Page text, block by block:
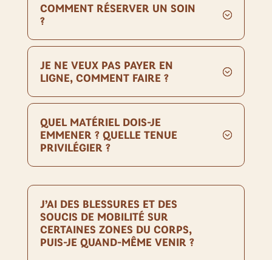
COMMENT RÉSERVER UN SOIN
?
JE NE VEUX PAS PAYER EN
LIGNE, COMMENT FAIRE ?
QUEL MATÉRIEL DOIS-JE
EMMENER ? QUELLE TENUE
PRIVILÉGIER ?
J’AI DES BLESSURES ET DES
SOUCIS DE MOBILITÉ SUR
CERTAINES ZONES DU CORPS,
PUIS-JE QUAND-MÊME VENIR ?